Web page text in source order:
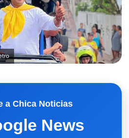
a Chica Noticias
News